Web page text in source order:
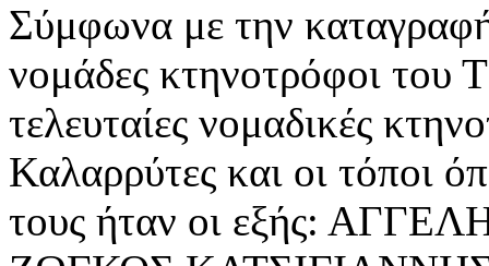
Σύμφωνα με την
νομάδες κτηνοτρόφοι του
τελευταίες νομαδικές
Καλαρρύτες και οι τόποι
τους ήταν οι εξής: